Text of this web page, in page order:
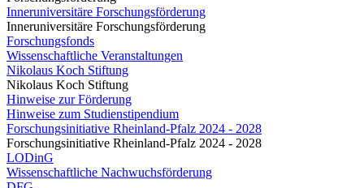
Inneruniversitäre Forschungsförderung
Inneruniversitäre Forschungsförderung
Forschungsfonds
Wissenschaftliche Veranstaltungen
Nikolaus Koch Stiftung
Nikolaus Koch Stiftung
Hinweise zur Förderung
Hinweise zum Studienstipendium
Forschungsinitiative Rheinland-Pfalz 2024 - 2028
Forschungsinitiative Rheinland-Pfalz 2024 - 2028
LODinG
Wissenschaftliche Nachwuchsförderung